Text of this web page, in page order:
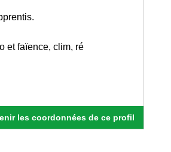
et faïence, clim, ré
les coordonnées de ce profil